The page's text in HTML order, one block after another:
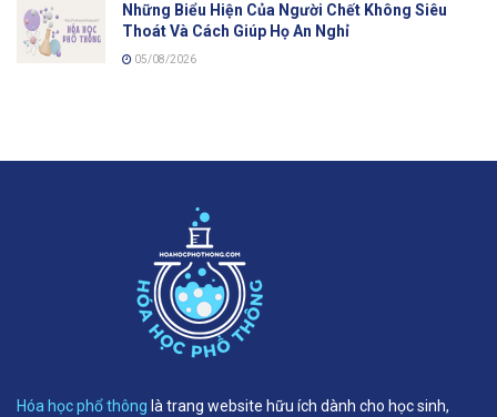
Những Biểu Hiện Của Người Chết Không Siêu
Thoát Và Cách Giúp Họ An Nghỉ
05/08/2026
Hóa học phổ thông là trang website hữu ích dành cho học sinh,